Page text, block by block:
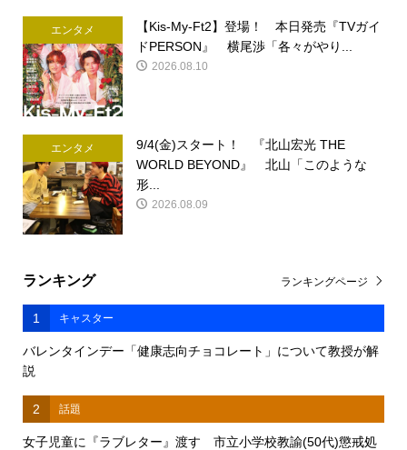
エンタメ
【Kis-My-Ft2】登場！ 本日発売『TVガイ
ドPERSON』 横尾渉「各々がやり...
2026.08.10
エンタメ
9/4(金)スタート！ 『北山宏光 THE
WORLD BEYOND』 北山「このような
形...
2026.08.09
ランキング
1 キャスター
バレンタインデー「健康志向チョコレート」について教授が解
説
2 話題
女子児童に『ラブレター』渡す 市立小学校教諭(50代)懲戒処
ランキングページ